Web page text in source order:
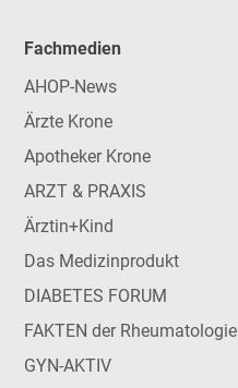
Fachmedien
AHOP-News
Ärzte Krone
Apotheker Krone
ARZT & PRAXIS
Ärztin+Kind
Das Medizinprodukt
DIABETES FORUM
FAKTEN der Rheumatologie
GYN-AKTIV